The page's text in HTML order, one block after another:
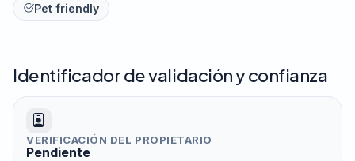
Pet friendly
Identificador de validación y confianza
VERIFICACIÓN DEL PROPIETARIO
Pendiente